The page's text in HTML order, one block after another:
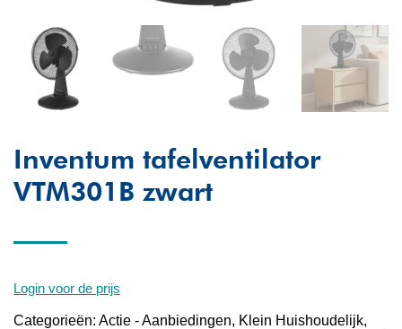
Inventum tafelventilator
VTM301B zwart
Login voor de prijs
Categorieën: Actie - Aanbiedingen, Klein Huishoudelijk,